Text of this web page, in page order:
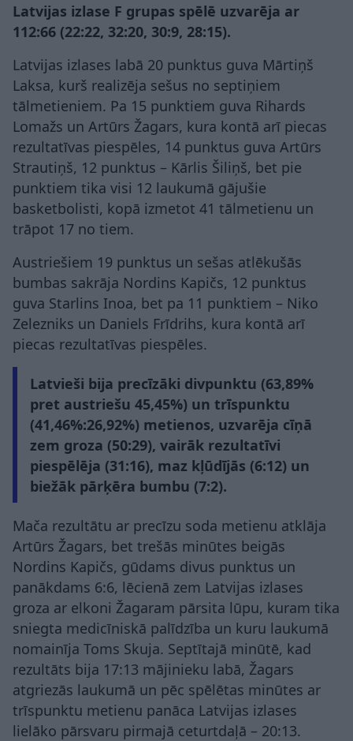
Latvijas izlase F grupas spēlē uzvarēja ar
112:66 (22:22, 32:20, 30:9, 28:15).
Latvijas izlases labā 20 punktus guva Mārtiņš
Laksa, kurš realizēja sešus no septiņiem
tālmetieniem. Pa 15 punktiem guva Rihards
Lomažs un Artūrs Žagars, kura kontā arī piecas
rezultatīvas piespēles, 14 punktus guva Artūrs
Strautiņš, 12 punktus – Kārlis Šiliņš, bet pie
punktiem tika visi 12 laukumā gājušie
basketbolisti, kopā izmetot 41 tālmetienu un
trāpot 17 no tiem.
Austriešiem 19 punktus un sešas atlēkušās
bumbas sakrāja Nordins Kapičs, 12 punktus
guva Starlins Inoa, bet pa 11 punktiem – Niko
Zelezniks un Daniels Frīdrihs, kura kontā arī
piecas rezultatīvas piespēles.
Latvieši bija precīzāki divpunktu (63,89%
pret austriešu 45,45%) un trīspunktu
(41,46%:26,92%) metienos, uzvarēja cīņā
zem groza (50:29), vairāk rezultatīvi
piespēlēja (31:16), maz kļūdījās (6:12) un
biežāk pārķēra bumbu (7:2).
Mača rezultātu ar precīzu soda metienu atklāja
Artūrs Žagars, bet trešās minūtes beigās
Nordins Kapičs, gūdams divus punktus un
panākdams 6:6, lēcienā zem Latvijas izlases
groza ar elkoni Žagaram pārsita lūpu, kuram tika
sniegta medicīniskā palīdzība un kuru laukumā
nomainīja Toms Skuja. Septītajā minūtē, kad
rezultāts bija 17:13 mājinieku labā, Žagars
atgriezās laukumā un pēc spēlētas minūtes ar
trīspunktu metienu panāca Latvijas izlases
lielāko pārsvaru pirmajā ceturtdaļā – 20:13.